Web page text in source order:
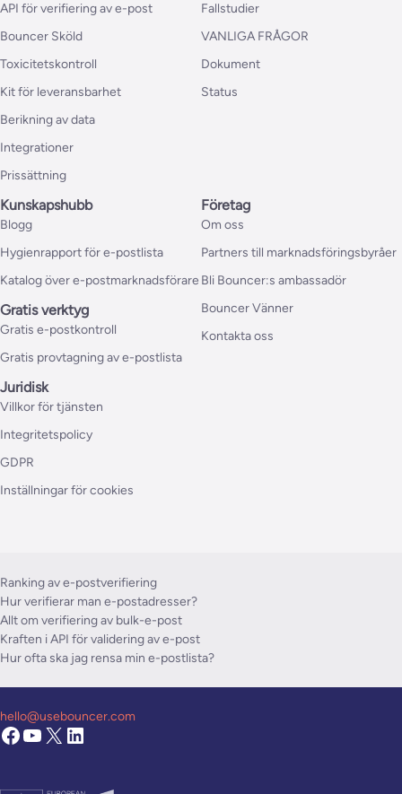
API för verifiering av e-post
Bouncer Sköld
Toxicitetskontroll
Kit för leveransbarhet
Berikning av data
Integrationer
Prissättning
Fallstudier
VANLIGA FRÅGOR
Dokument
Status
Kunskapshubb
Blogg
Hygienrapport för e-postlista
Katalog över e-postmarknadsförare
Gratis verktyg
Gratis e-postkontroll
Gratis provtagning av e-postlista
Företag
Om oss
Partners till marknadsföringsbyråer
Bli Bouncer:s ambassadör
Bouncer Vänner
Kontakta oss
Juridisk
Villkor för tjänsten
Integritetspolicy
GDPR
Inställningar för cookies
Ranking av e-postverifiering
Hur verifierar man e-postadresser?
Allt om verifiering av bulk-e-post
Kraften i API för validering av e-post
Hur ofta ska jag rensa min e-postlista?
hello@usebouncer.com